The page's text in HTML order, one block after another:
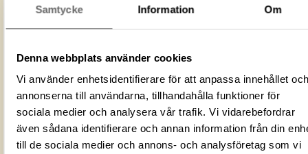
Samtycke Information Om
Denna webbplats använder cookies
Vi använder enhetsidentifierare för att anpassa innehållet och
annonserna till användarna, tillhandahålla funktioner för
sociala medier och analysera vår trafik. Vi vidarebefordrar
även sådana identifierare och annan information från din
till de sociala medier och annons- och analysföretag som vi
Förmålsbenämning Mynt
Föremålsnummer 3037844
Mediatyp
image/jpeg
ID‑nummer
937db86d-17c4-428e-b85d-
Fotograf
Jonsson, Eeva